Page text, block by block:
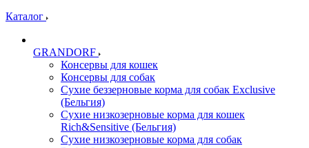
Каталог
GRANDORF
Консервы для кошек
Консервы для собак
Сухие беззерновые корма для собак Exclusive
(Бельгия)
Сухие низкозерновые корма для кошек
Rich&Sensitive (Бельгия)
Сухие низкозерновые корма для собак